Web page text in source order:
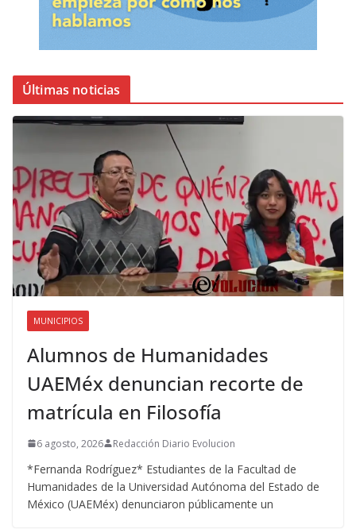
Últimas noticias
MUNICIPIOS
Alumnos de Humanidades
UAEMéx denuncian recorte de
matrícula en Filosofía
6 agosto, 2026 Redacción Diario Evolucion
*Fernanda Rodríguez* Estudiantes de la Facultad de
Humanidades de la Universidad Autónoma del Estado de
México (UAEMéx) denunciaron públicamente un